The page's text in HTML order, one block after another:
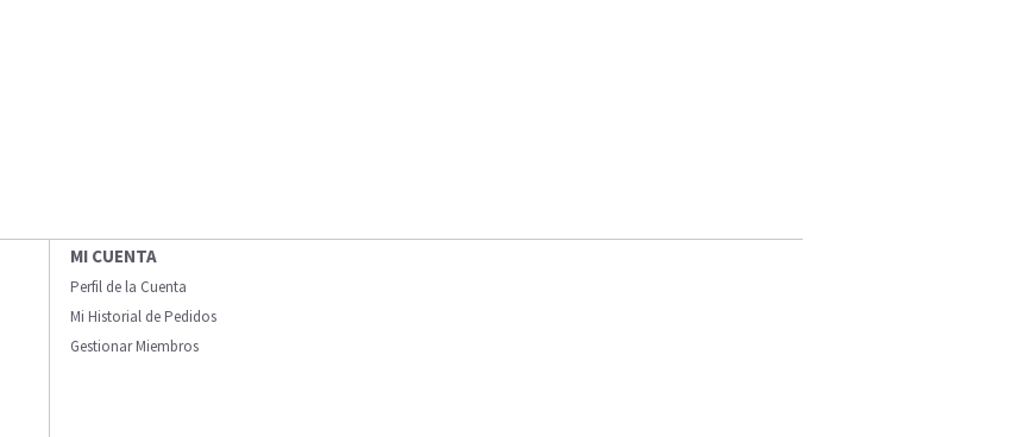
MI CUENTA
Perfil de la Cuenta
Mi Historial de Pedidos
Gestionar Miembros